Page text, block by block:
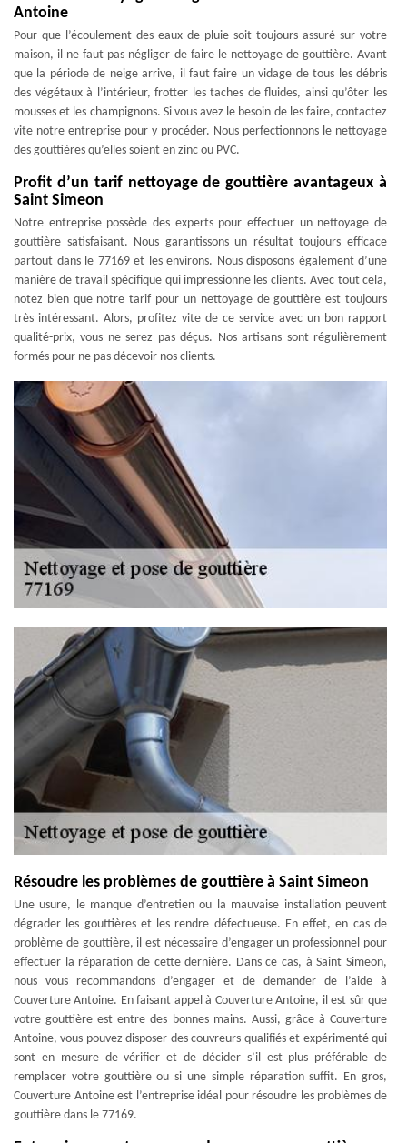
Antoine
Pour que l’écoulement des eaux de pluie soit toujours assuré sur votre
maison, il ne faut pas négliger de faire le nettoyage de gouttière. Avant
que la période de neige arrive, il faut faire un vidage de tous les débris
des végétaux à l’intérieur, frotter les taches de fluides, ainsi qu’ôter les
mousses et les champignons. Si vous avez le besoin de les faire, contactez
vite notre entreprise pour y procéder. Nous perfectionnons le nettoyage
des gouttières qu’elles soient en zinc ou PVC.
Profit d’un tarif nettoyage de gouttière avantageux à
Saint Simeon
Notre entreprise possède des experts pour effectuer un nettoyage de
gouttière satisfaisant. Nous garantissons un résultat toujours efficace
partout dans le 77169 et les environs. Nous disposons également d’une
manière de travail spécifique qui impressionne les clients. Avec tout cela,
notez bien que notre tarif pour un nettoyage de gouttière est toujours
très intéressant. Alors, profitez vite de ce service avec un bon rapport
qualité-prix, vous ne serez pas déçus. Nos artisans sont régulièrement
formés pour ne pas décevoir nos clients.
Résoudre les problèmes de gouttière à Saint Simeon
Une usure, le manque d’entretien ou la mauvaise installation peuvent
dégrader les gouttières et les rendre défectueuse. En effet, en cas de
problème de gouttière, il est nécessaire d’engager un professionnel pour
effectuer la réparation de cette dernière. Dans ce cas, à Saint Simeon,
nous vous recommandons d’engager et de demander de l’aide à
Couverture Antoine. En faisant appel à Couverture Antoine, il est sûr que
votre gouttière est entre des bonnes mains. Aussi, grâce à Couverture
Antoine, vous pouvez disposer des couvreurs qualifiés et expérimenté qui
sont en mesure de vérifier et de décider s’il est plus préférable de
remplacer votre gouttière ou si une simple réparation suffit. En gros,
Couverture Antoine est l’entreprise idéal pour résoudre les problèmes de
gouttière dans le 77169.